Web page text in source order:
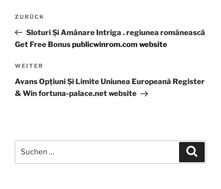
Beitragsnavigation
Vorheriger
Beitrag
ZURÜCK
Sloturi Și Amânare Intriga . regiunea românească
Get Free Bonuspublicwinrom.com website
Nächster
Beitrag
WEITER
Avans Opțiuni Și Limite Uniunea Europeană Register
& Win fortuna-palace.net website
nach: